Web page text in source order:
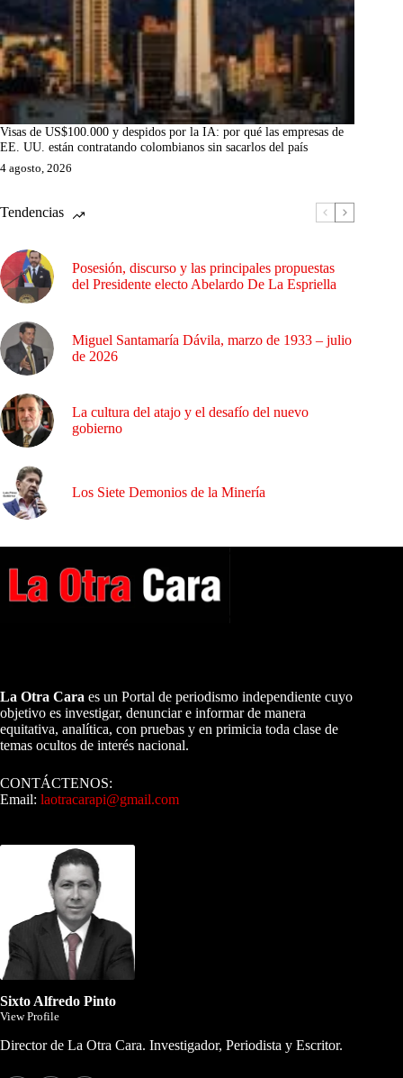
Visas de US$100.000 y despidos por la IA: por qué las empresas de
EE. UU. están contratando colombianos sin sacarlos del país
4 agosto, 2026
Tendencias
Posesión, discurso y las principales propuestas
del Presidente electo Abelardo De La Espriella
Miguel Santamaría Dávila, marzo de 1933 – julio
de 2026
La cultura del atajo y el desafío del nuevo
gobierno
Los Siete Demonios de la Minería
La Otra Cara es un Portal de periodismo independiente cuyo
objetivo es investigar, denunciar e informar de manera
equitativa, analítica, con pruebas y en primicia toda clase de
temas ocultos de interés nacional.
CONTÁCTENOS:
Email: laotracarapi@gmail.com
Sixto Alfredo Pinto
View Profile
Director de La Otra Cara. Investigador, Periodista y Escritor.